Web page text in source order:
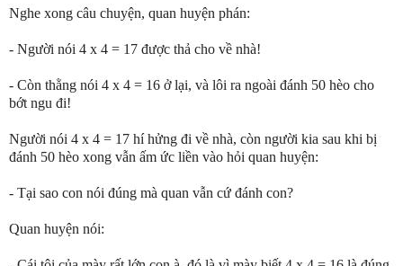
Nghe xong câu chuyện, quan huyện phán:
- Người nói 4 x 4 = 17 được thả cho về nhà!
- Còn thằng nói 4 x 4 = 16 ở lại, và lôi ra ngoài đánh 50 hèo cho
bớt ngu đi!
Người nói 4 x 4 = 17 hí hửng đi về nhà, còn người kia sau khi bị
đánh 50 hèo xong vẫn ấm ức liền vào hỏi quan huyện:
- Tại sao con nói đúng mà quan vẫn cứ đánh con?
Quan huyện nói: